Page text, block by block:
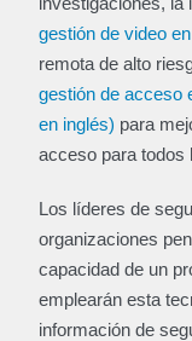
gestión de video
remota de alto
gestión de acceso
en inglés) para
acceso para
Los líderes de
organizaciones
capacidad de un
emplearán esta
información de